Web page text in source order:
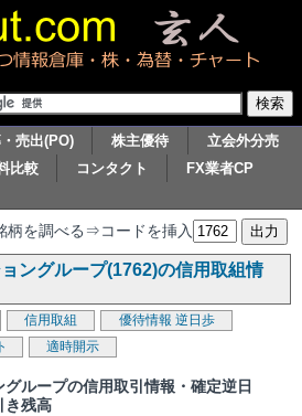
売出(PO) 株主優待
立会外分売
比較 コンタクト
FX業者CP
柄を調べる⇒コードを挿入
ングループ(1762)の信用取組情
信用取組 優待情報 逆日歩
適時開示
ループの信用取引情報・確定逆日
き残高